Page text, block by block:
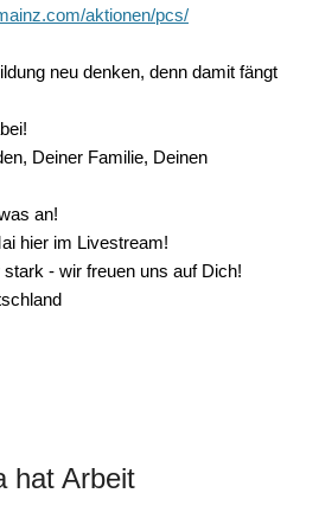
aktionen/pcs/
neu denken, denn damit fängt
Deiner Familie, Deinen
an!
hier im Livestream!
- wir freuen uns auf Dich!
hat Arbeit